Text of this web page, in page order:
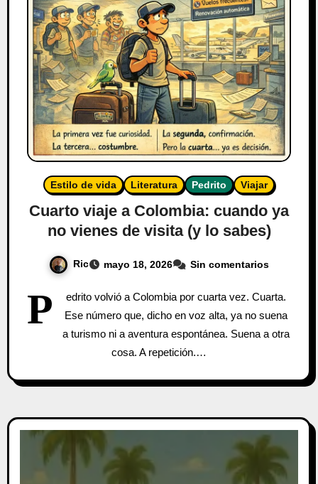
Estilo de vida Literatura Pedrito Viajar
Cuarto viaje a Colombia: cuando ya
no vienes de visita (y lo sabes)
Ric mayo 18, 2026 Sin comentarios
P
edrito volvió a Colombia por cuarta vez. Cuarta.
Ese número que, dicho en voz alta, ya no suena
a turismo ni a aventura espontánea. Suena a otra
cosa. A repetición.…